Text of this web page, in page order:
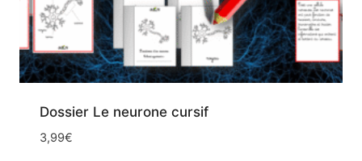
Dossier Le neurone cursif
3,99€